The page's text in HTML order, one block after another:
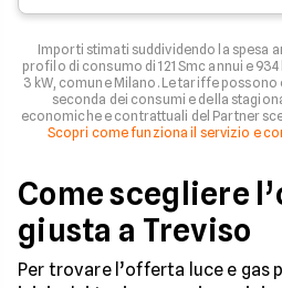
Importi stimati suddividendo la spesa
profilo di consumo di 121 Smc annui e
3 kW, comune Milano. Le tariffe
seconda dei consumi e della
economiche e contrattuali del Partner
Scopri come funziona il servizio e
Come scegliere
giusta a Treviso
Per trovare l’offerta luce e gas